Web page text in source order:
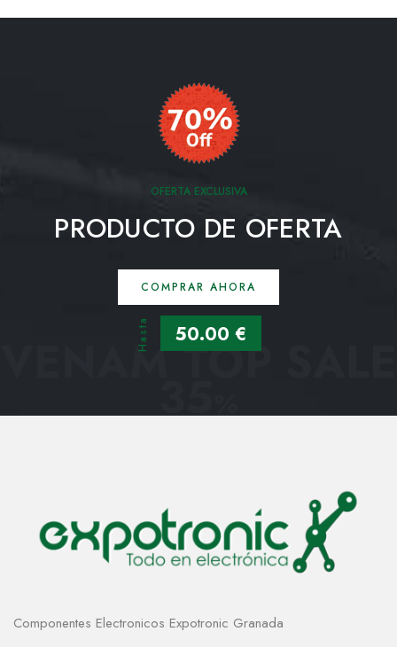
OFERTA EXCLUSIVA
PRODUCTO DE OFERTA
COMPRAR AHORA
Hasta 50.00 €
VENAM TOP SALE
35
Componentes Electronicos Expotronic Granada